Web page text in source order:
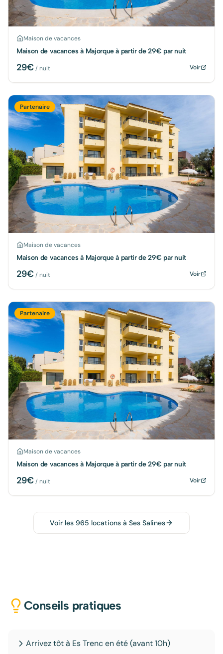
Maison de vacances
Maison de vacances à Majorque à partir de 29€ par nuit
29€/ nuit Voir
Partenaire
Maison de vacances
Maison de vacances à Majorque à partir de 29€ par nuit
29€/ nuit Voir
Partenaire
Maison de vacances
Maison de vacances à Majorque à partir de 29€ par nuit
29€/ nuit Voir
Voir les 965 locations à Ses Salines
Conseils pratiques
Arrivez tôt à Es Trenc en été (avant 10h)